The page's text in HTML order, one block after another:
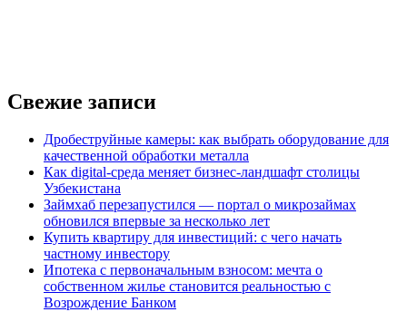
Свежие записи
Дробеструйные камеры: как выбрать оборудование для
качественной обработки металла
Как digital-среда меняет бизнес-ландшафт столицы
Узбекистана
Займхаб перезапустился — портал о микрозаймах
обновился впервые за несколько лет
Купить квартиру для инвестиций: с чего начать
частному инвестору
Ипотека с первоначальным взносом: мечта о
собственном жилье становится реальностью с
Возрождение Банком